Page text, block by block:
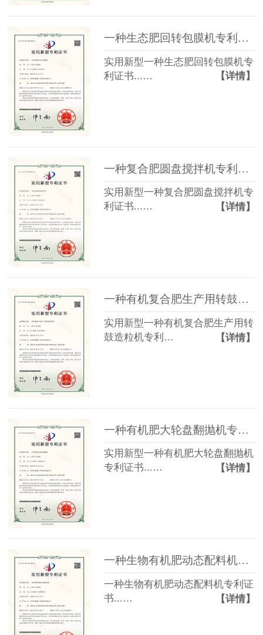
一种生态肥回转包膜机专利证书
实用新型一种生态肥回转包膜机专
利证书...…
【详情】
一种复合肥圆盘搅拌机专利证书
实用新型一种复合肥圆盘搅拌机专
利证书...…
【详情】
一种有机复合肥生产用转鼓造粒机专利证书
实用新型一种有机复合肥生产用转
鼓造粒机专利…
【详情】
一种有机肥大轮盘翻抛机专利证书
实用新型一种有机肥大轮盘翻抛机
专利证书...…
【详情】
一种生物有机肥动态配料机专利证书
一种生物有机肥动态配料机专利证
书...…
【详情】